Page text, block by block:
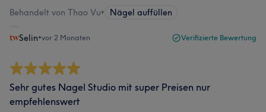
Behandelt von Thao Vu• Nägel auffüllen
Selin•vor 2 Monaten Verifizierte Bewertung
Sehr gutes Nagel Studio mit super Preisen nur
empfehlenswert